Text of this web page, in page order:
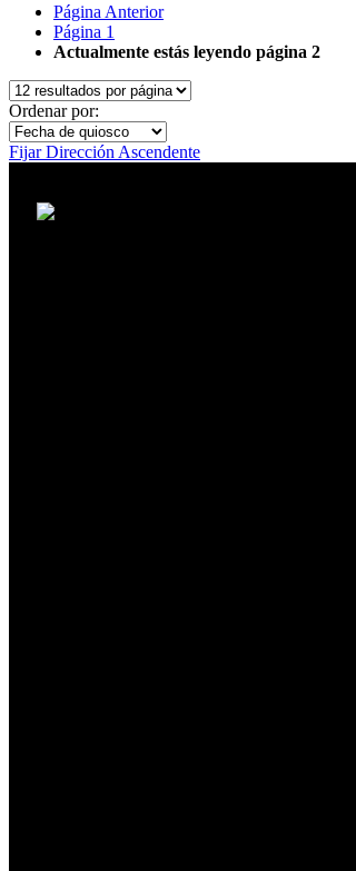
Página Anterior
Página 1
Actualmente estás leyendo página 2
Ordenar por:
Fijar Dirección Ascendente